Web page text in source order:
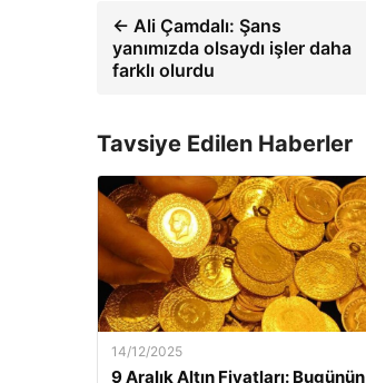
← Ali Çamdalı: Şans
yanımızda olsaydı işler daha
farklı olurdu
Tavsiye Edilen Haberler
14/12/2025
9 Aralık Altın Fiyatları: Bugünün